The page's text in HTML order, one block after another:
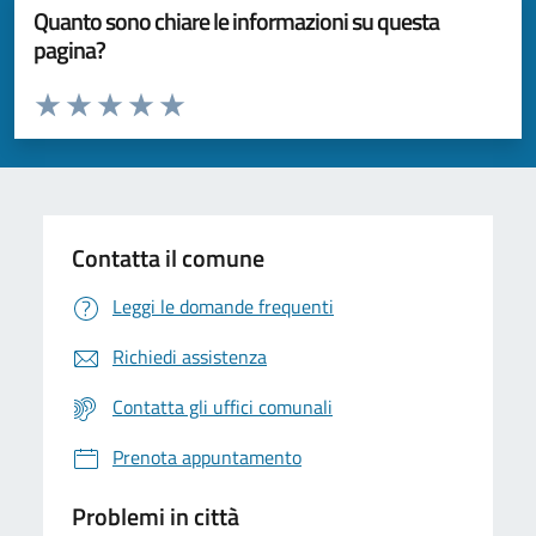
Quanto sono chiare le informazioni su questa
pagina?
Valuta da 1 a 5 stelle la pagina
Valuta 5 stelle su 5
Valuta 4 stelle su 5
Valuta 3 stelle su 5
Valuta 2 stelle su 5
Valuta 1 stelle su 5
Contatta il comune
Leggi le domande frequenti
Richiedi assistenza
Contatta gli uffici comunali
Prenota appuntamento
Problemi in città